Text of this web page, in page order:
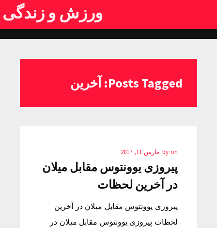
ورزش و زندگی
Posts Tagged: آخرین
by on مارس 11, 2017
پیروزی یوونتوس مقابل میلان
در آخرین لحظات
پیروزی یوونتوس مقابل میلان در آخرین
لحظات پیروزی یوونتوس مقابل میلان در